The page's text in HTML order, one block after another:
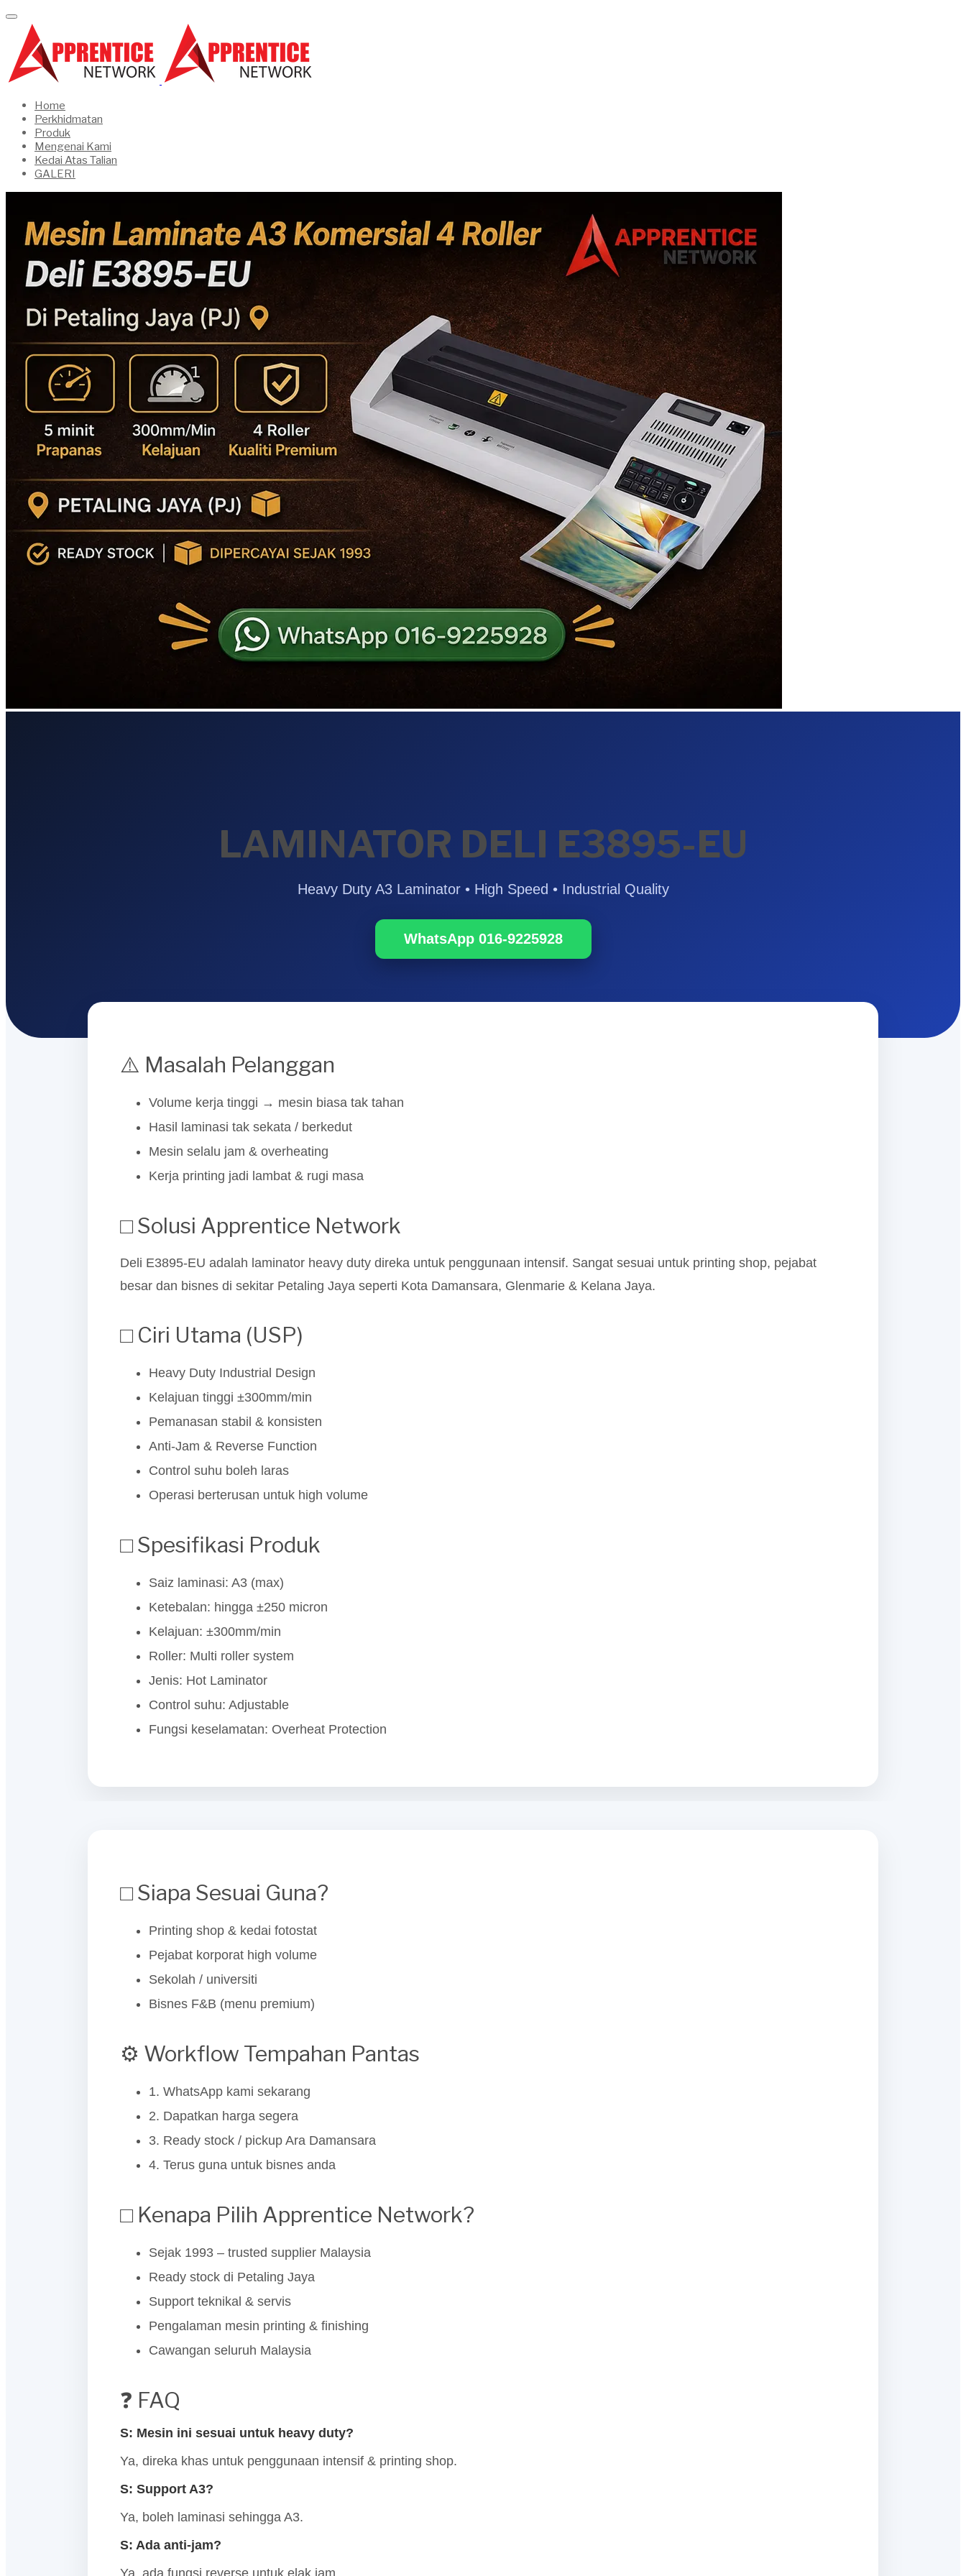
Home
Perkhidmatan
Produk
Mengenai Kami
Kedai Atas Talian
GALERI
LAMINATOR DELI E3895-EU
Heavy Duty A3 Laminator • High Speed • Industrial Quality
WhatsApp 016-9225928
⚠️ Masalah Pelanggan
Volume kerja tinggi → mesin biasa tak tahan
Hasil laminasi tak sekata / berkedut
Mesin selalu jam & overheating
Kerja printing jadi lambat & rugi masa
□ Solusi Apprentice Network
Deli E3895-EU adalah laminator heavy duty direka untuk penggunaan intensif. Sangat sesuai untuk printing shop, pejabat
besar dan bisnes di sekitar Petaling Jaya seperti Kota Damansara, Glenmarie & Kelana Jaya.
□ Ciri Utama (USP)
Heavy Duty Industrial Design
Kelajuan tinggi ±300mm/min
Pemanasan stabil & konsisten
Anti-Jam & Reverse Function
Control suhu boleh laras
Operasi berterusan untuk high volume
□ Spesifikasi Produk
Saiz laminasi: A3 (max)
Ketebalan: hingga ±250 micron
Kelajuan: ±300mm/min
Roller: Multi roller system
Jenis: Hot Laminator
Control suhu: Adjustable
Fungsi keselamatan: Overheat Protection
□ Siapa Sesuai Guna?
Printing shop & kedai fotostat
Pejabat korporat high volume
Sekolah / universiti
Bisnes F&B (menu premium)
⚙️ Workflow Tempahan Pantas
1. WhatsApp kami sekarang
2. Dapatkan harga segera
3. Ready stock / pickup Ara Damansara
4. Terus guna untuk bisnes anda
□ Kenapa Pilih Apprentice Network?
Sejak 1993 – trusted supplier Malaysia
Ready stock di Petaling Jaya
Support teknikal & servis
Pengalaman mesin printing & finishing
Cawangan seluruh Malaysia
❓ FAQ
S: Mesin ini sesuai untuk heavy duty?
Ya, direka khas untuk penggunaan intensif & printing shop.
S: Support A3?
Ya, boleh laminasi sehingga A3.
S: Ada anti-jam?
Ya, ada fungsi reverse untuk elak jam.